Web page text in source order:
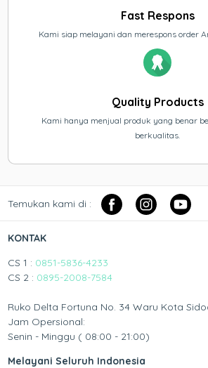
Fast Respons
Kami siap melayani dan merespons order
Quality Products
Kami hanya menjual produk yang benar
berkualitas.
Temukan kami di :
KONTAK
CS 1 : 0851-5836-4233
CS 2 : 0895-2008-7584
Ruko Delta Fortuna No. 34 Waru Kota
Jam Opersional:
Senin - Minggu ( 08:00 - 21:00)
Melayani Seluruh Indonesia